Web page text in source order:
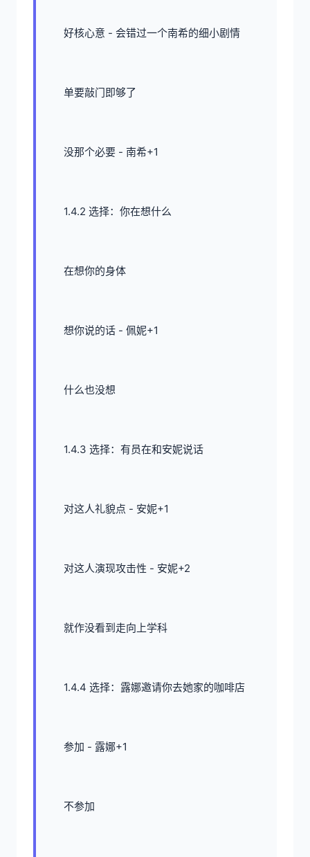
好核心意 - 会错过一个南希的细小剧情
单要敲门即够了
没那个必要 - 南希+1
1.4.2 选择：你在想什么
在想你的身体
想你说的话 - 佩妮+1
什么也没想
1.4.3 选择：有员在和安妮说话
对这人礼貌点 - 安妮+1
对这人演现攻击性 - 安妮+2
就作没看到走向上学科
1.4.4 选择：露娜邀请你去她家的咖啡店
参加 - 露娜+1
不参加